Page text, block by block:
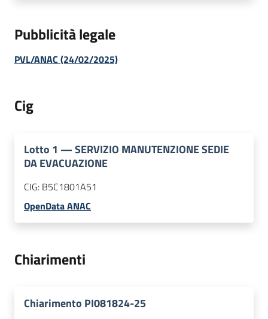
Pubblicità legale
PVL/ANAC (24/02/2025)
Cig
Lotto 1 —SERVIZIO MANUTENZIONE SEDIE
DA EVACUAZIONE
CIG: B5C1801A51
OpenData ANAC
Chiarimenti
Chiarimento PI081824-25